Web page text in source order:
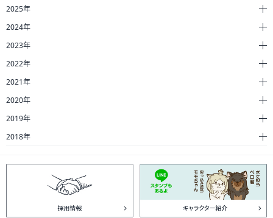
2025年
2024年
2023年
2022年
2021年
2020年
2019年
2018年